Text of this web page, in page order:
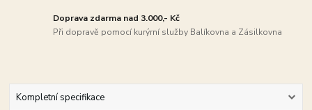
Doprava zdarma nad 3.000,- Kč
Při dopravě pomocí kurýrní služby Balíkovna a Zásilkovna
Kompletní specifikace